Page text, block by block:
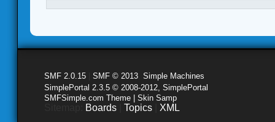
SMF 2.0.15 SMF © 2013 Simple Machines
SimplePortal 2.3.5 © 2008-2012, SimplePortal
SMFSimple.com Theme | Skin Samp
Boards Topics XML